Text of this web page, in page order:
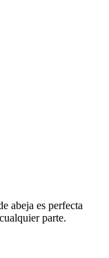
abeja es perfecta
parte.